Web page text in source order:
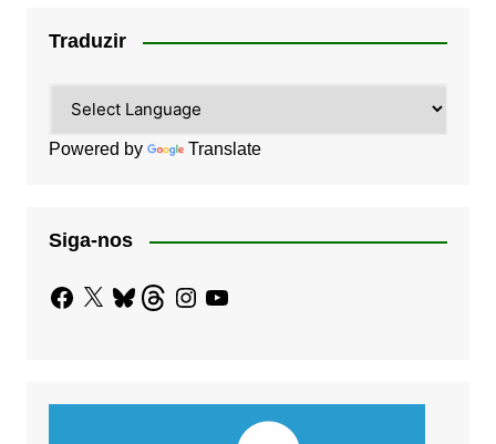
Traduzir
Powered by Translate
Siga-nos
Facebook
X BlueskyThreadsInstagram
YouTube